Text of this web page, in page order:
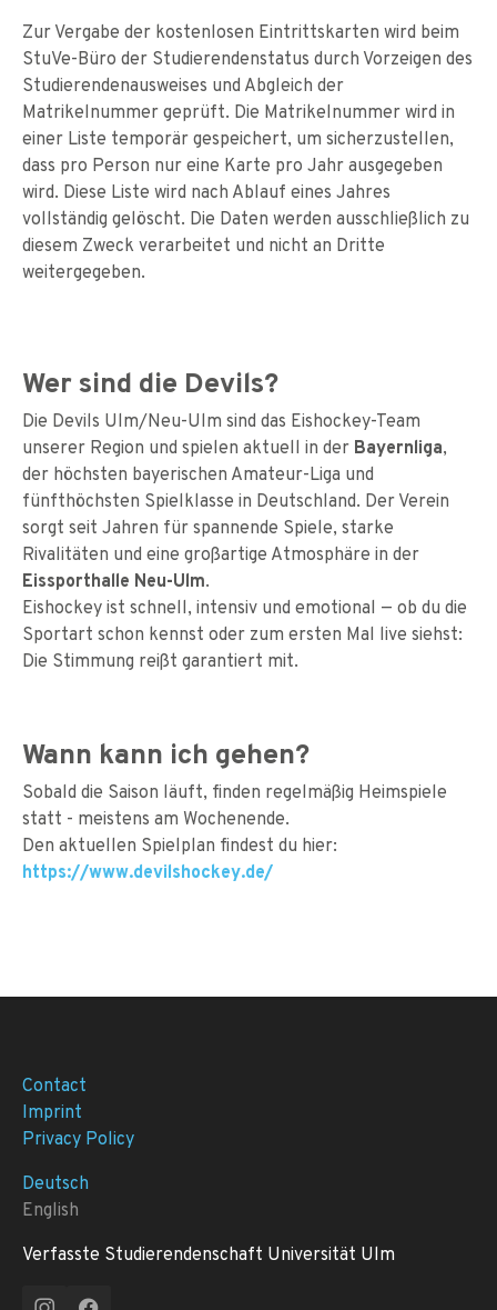
Zur Vergabe der kostenlosen Eintrittskarten wird beim
StuVe-Büro der Studierendenstatus durch Vorzeigen des
Studierendenausweises und Abgleich der
Matrikelnummer geprüft. Die Matrikelnummer wird in
einer Liste temporär gespeichert, um sicherzustellen,
dass pro Person nur eine Karte pro Jahr ausgegeben
wird. Diese Liste wird nach Ablauf eines Jahres
vollständig gelöscht. Die Daten werden ausschließlich zu
diesem Zweck verarbeitet und nicht an Dritte
weitergegeben.
Wer sind die Devils?
Die Devils Ulm/Neu-Ulm sind das Eishockey-Team
unserer Region und spielen aktuell in der Bayernliga,
der höchsten bayerischen Amateur-Liga und
fünfthöchsten Spielklasse in Deutschland. Der Verein
sorgt seit Jahren für spannende Spiele, starke
Rivalitäten und eine großartige Atmosphäre in der
Eissporthalle Neu-Ulm.
Eishockey ist schnell, intensiv und emotional — ob du die
Sportart schon kennst oder zum ersten Mal live siehst:
Die Stimmung reißt garantiert mit.
Wann kann ich gehen?
Sobald die Saison läuft, finden regelmäßig Heimspiele
statt - meistens am Wochenende.
Den aktuellen Spielplan findest du hier:
https://www.devilshockey.de/
Contact
Imprint
Privacy Policy
Deutsch
English
Verfasste Studierendenschaft Universität Ulm